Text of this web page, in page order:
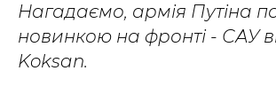
Нагадаємо, армія Путіна
новинкою на фронті - САУ
Koksan.